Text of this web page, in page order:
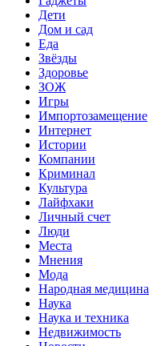
Дети
Дом и сад
Еда
Звёзды
Здоровье
ЗОЖ
Игры
Импортозамещение
Интернет
Истории
Компании
Криминал
Культура
Лайфхаки
Личный счет
Люди
Места
Мнения
Мода
Народная медицина
Наука
Наука и техника
Недвижимость